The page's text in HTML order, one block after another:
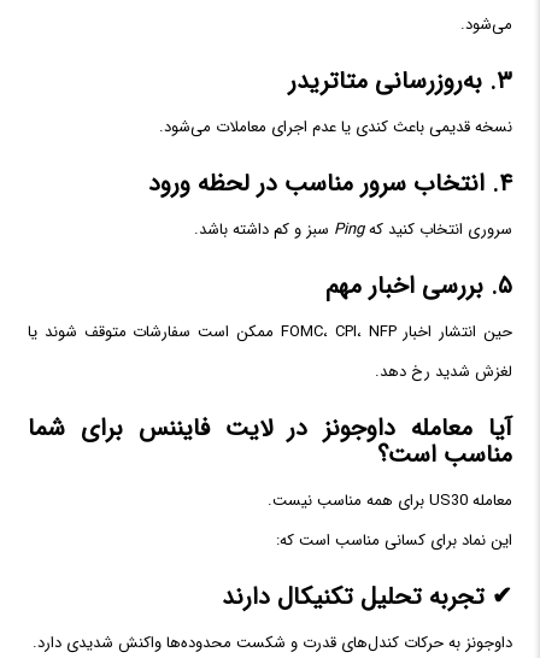
می‌شود.
۳. به‌روزرسانی متاتریدر
نسخه قدیمی باعث کندی یا عدم اجرای معاملات می‌شود.
۴. انتخاب سرور مناسب در لحظه ورود
سروری انتخاب کنید کهPing سبز و کم داشته باشد.
۵. بررسی اخبار مهم
حین انتشار اخبار FOMC، CPI، NFP ممکن است سفارشات متوقف شوند یا
لغزش شدید رخ دهد.
آیا معامله داوجونز در لایت فایننس برای شما
مناسب است؟
معامله US30 برای همه مناسب نیست.
این نماد برای کسانی مناسب است که:
✔ تجربه تحلیل تکنیکال دارند
داوجونز به حرکات کندل‌های قدرت و شکست محدوده‌ها واکنش شدیدی دارد.